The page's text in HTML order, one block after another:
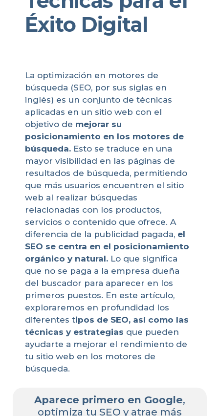
Éxito Digital
La optimización en motores de
búsqueda (SEO, por sus siglas en
inglés) es un conjunto de técnicas
aplicadas en un sitio web con el
objetivo de mejorar su
posicionamiento en los motores de
búsqueda. Esto se traduce en una
mayor visibilidad en las páginas de
resultados de búsqueda, permitiendo
que más usuarios encuentren el sitio
web al realizar búsquedas
relacionadas con los productos,
servicios o contenido que ofrece. A
diferencia de la publicidad pagada, el
SEO se centra en el posicionamiento
orgánico y natural. Lo que significa
que no se paga a la empresa dueña
del buscador para aparecer en los
primeros puestos. En este artículo,
exploraremos en profundidad los
diferentes tipos de SEO, así como las
técnicas y estrategias que pueden
ayudarte a mejorar el rendimiento de
tu sitio web en los motores de
búsqueda.
Aparece primero en Google,
optimiza tu SEO y atrae más